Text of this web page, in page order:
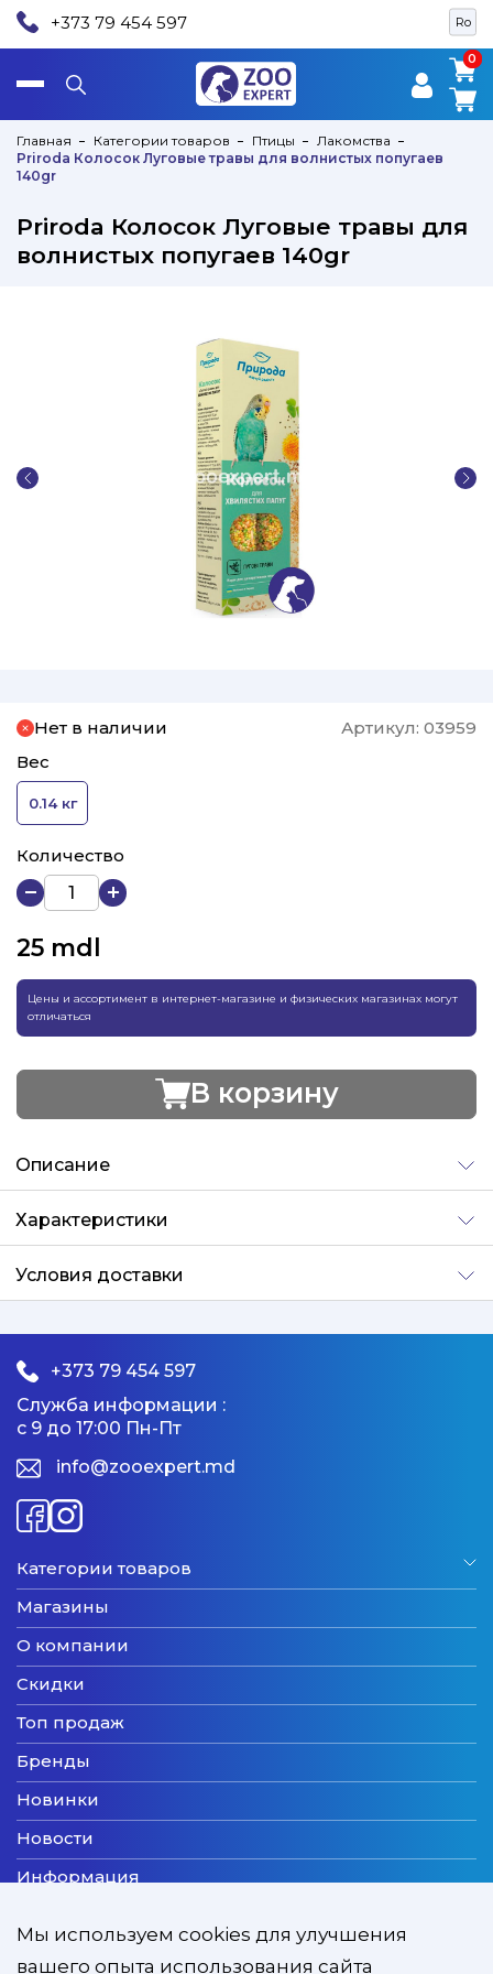
Ro
+373 79 454 597
0
0
Главная Категории товаров Птицы
Лакомства
Priroda Колосок Луговые травы для волнистых попугаев
140gr
Priroda Колосок Луговые травы для
волнистых попугаев 140gr
Нет в наличии Артикул: 03959
Вес
0.14 кг
Количество
25 mdl
Цены и ассортимент в интернет-магазине и физических магазинах могут
отличаться
В корзину
Описание
Характеристики
Условия доставки
+373 79 454 597
Служба информации :
с 9 до 17:00 Пн-Пт
info@zooexpert.md
Категории товаров
Магазины
О компании
Скидки
Топ продаж
Бренды
Новинки
Новости
Информация
Мы используем cookies для улучшения
вашего опыта использования сайта